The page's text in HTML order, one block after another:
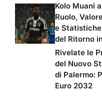
Kolo Muani
Ruolo,
e
del Ritorno
Rivelate le
del Nuovo
di Palermo:
Euro 2032